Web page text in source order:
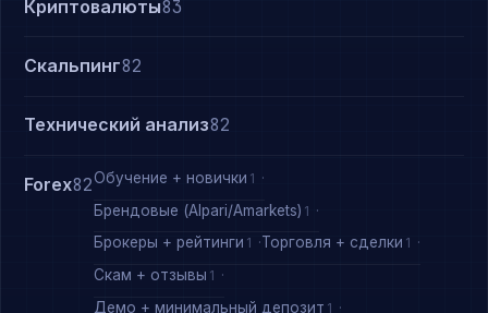
Криптовалюты83
Скальпинг82
Технический анализ82
Forex82Обучение + новички 1
Брендовые (Alpari/Amarkets) 1
Брокеры + рейтинги 1 Торговля + сделки 1
Скам + отзывы 1
Демо + минимальный депозит 1